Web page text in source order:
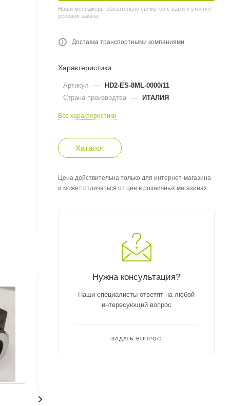
Наши менеджеры обязательно свяжутся с вами и уточнят
условия заказа
Доставка транспортными компаниями
Характеристики
Артикул — HD2-ES-8ML-0000/11
Страна производтва — ИТАЛИЯ
Все характеристики
Каталог
Цена действительна только для интернет-магазина
и может отличаться от цен в розничных магазинах
Нужна консультация?
Наши специалисты ответят на любой
интересующий вопрос
ЗАДАТЬ ВОПРОС